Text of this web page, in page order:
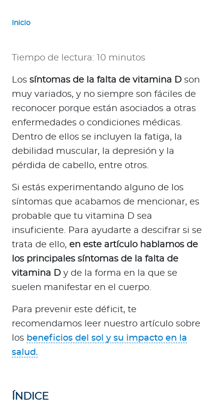
Ingresar a Mi Bupa
Para Clientes
Inicio
Tiempo de lectura: 10 minutos
Los síntomas de la falta de vitamina D son
muy variados, y no siempre son fáciles de
reconocer porque están asociados a otras
enfermedades o condiciones médicas.
Dentro de ellos se incluyen la fatiga, la
debilidad muscular, la depresión y la
pérdida de cabello, entre otros.
Si estás experimentando alguno de los
síntomas que acabamos de mencionar, es
probable que tu vitamina D sea
insuficiente. Para ayudarte a descifrar si se
trata de ello, en este artículo hablamos de
los principales síntomas de la falta de
vitamina D y de la forma en la que se
suelen manifestar en el cuerpo.
Para prevenir este déficit, te
recomendamos leer nuestro artículo sobre
los beneficios del sol y su impacto en la
salud.
ÍNDICE